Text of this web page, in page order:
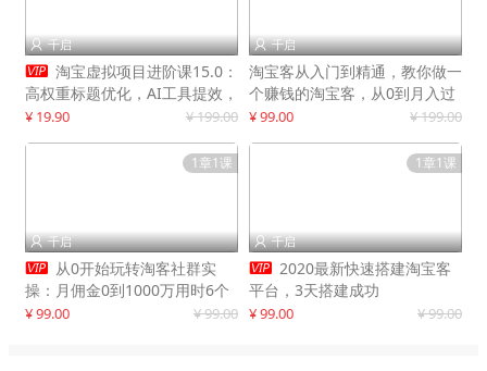
 千启
 淘宝虚拟项目进阶课15.0：
高权重标题优化，AI工具提效，
自动盈利模式搭建
¥ 19.90 ¥ 199.00
 千启
淘宝客从入门到精通，教你做一
个赚钱的淘宝客，从0到月入过
万
¥ 99.00 ¥ 199.00
1章1课
 千启
 从0开始玩转淘客社群实
操：月佣金0到1000万用时6个
月
¥ 99.00 ¥ 99.00
1章1课
 千启
 2020最新快速搭建淘宝客
平台，3天搭建成功
¥ 99.00 ¥ 99.00